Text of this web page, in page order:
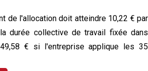
de l'allocation doit atteindre 10,22 € par
durée collective de travail fixée dans
€ si l'entreprise applique les 35